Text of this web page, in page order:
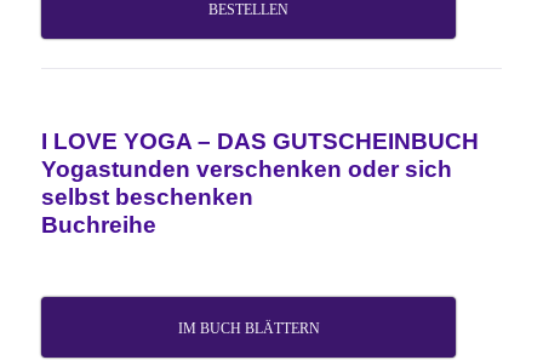
BESTELLEN
I LOVE YOGA – DAS GUTSCHEINBUCH
Yogastunden verschenken oder sich
selbst beschenken
Buchreihe
IM BUCH BLÄTTERN